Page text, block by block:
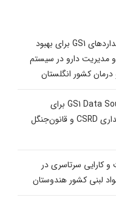
استفاده از استانداردهای GS1 برای بهبود
و مدیریت دارو در سیستم
کشور انگلستان
استفاده از GS1 Data Source برای
دستورالعمل پایداری CSRD و قانون‌جنگل
کارایی سرتاسری در
لبنی کشور هندوستان